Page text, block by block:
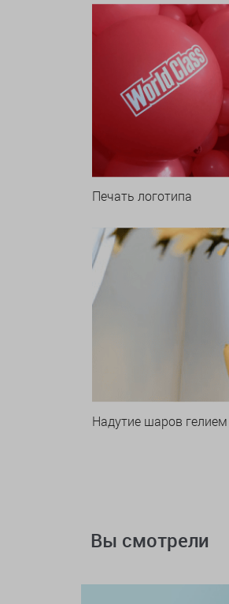
Печать логотипа
Надутие шаров гелием
Вы смотрели